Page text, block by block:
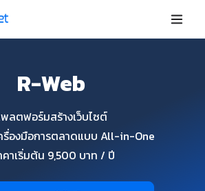
R-Web
ลตฟอร์มสร้างเว็บไซต์
รื่องมือการตลาดแบบ All-in-One
คาเริ่มต้น 9,500 บาท / ปี